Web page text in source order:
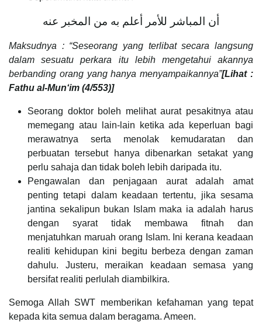
أن المباشر للأمر أعلم به من المخبر عنه
Maksudnya : “Seseorang yang terlibat secara langsung
dalam sesuatu perkara itu lebih mengetahui akannya
berbanding orang yang hanya menyampaikannya”[Lihat :
Fathu al-Mun‘im (4/553)]
Seorang doktor boleh melihat aurat pesakitnya atau
memegang atau lain-lain ketika ada keperluan bagi
merawatnya serta menolak kemudaratan dan
perbuatan tersebut hanya dibenarkan setakat yang
perlu sahaja dan tidak boleh lebih daripada itu.
Pengawalan dan penjagaan aurat adalah amat
penting tetapi dalam keadaan tertentu, jika sesama
jantina sekalipun bukan Islam maka ia adalah harus
dengan syarat tidak membawa fitnah dan
menjatuhkan maruah orang Islam. Ini kerana keadaan
realiti kehidupan kini begitu berbeza dengan zaman
dahulu. Justeru, meraikan keadaan semasa yang
bersifat realiti perlulah diambilkira.
Semoga Allah SWT memberikan kefahaman yang tepat
kepada kita semua dalam beragama. Ameen.